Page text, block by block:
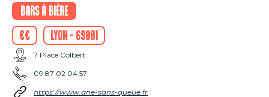
Bars à bière
€€
Lyon - 69001
7 Place Colbert
09 87 02 04 57
https://www.ane-sans-queue.fr